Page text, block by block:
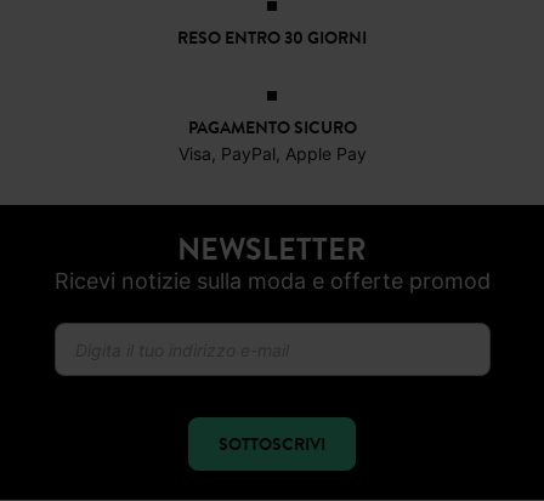
RESO ENTRO 30 GIORNI
PAGAMENTO SICURO
Visa, PayPal, Apple Pay
NEWSLETTER
Ricevi notizie sulla moda e offerte promod
SOTTOSCRIVI